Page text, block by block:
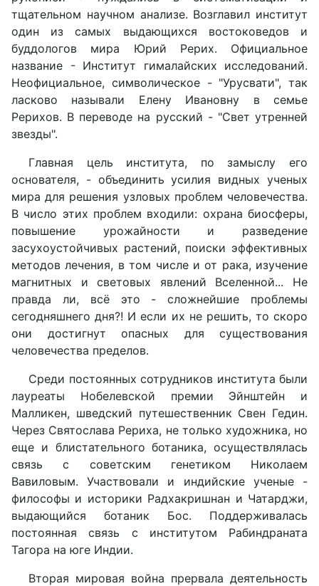
тщательном научном анализе. Возглавил институт
один из самых выдающихся востоковедов и
буддологов мира Юрий Рерих. Официальное
название - Институт гималайских исследований.
Неофициальное, символическое - "Урусвати", так
ласково называли Елену Ивановну в семье
Рерихов. В переводе на русский - "Свет утренней
звезды".
Главная цель института, по замыслу его
основателя, - объединить усилия видных ученых
мира для решения узловых проблем человечества.
В число этих проблем входили: охрана биосферы,
повышение урожайности и разведение
засухоустойчивых растений, поиски эффективных
методов лечения, в том числе и от рака, изучение
магнитных и световых явлений Вселенной... Не
правда ли, всё это - сложнейшие проблемы
сегодняшнего дня?! И если их не решить, то скоро
они достигнут опасных для существования
человечества пределов.
Среди постоянных сотрудников института были
лауреаты Нобелевской премии Эйнштейн и
Малликен, шведский путешественник Свен Гедин.
Через Святослава Рериха, не только художника, но
еще и блистательного ботаника, осуществлялась
связь с советским генетиком Николаем
Вавиловым. Участвовали и индийские ученые -
философы и историки Радхакришнан и Чатарджи,
выдающийся ботаник Бос. Поддерживалась
постоянная связь с институтом Рабиндраната
Тагора на юге Индии.
Вторая мировая война прервала деятельность